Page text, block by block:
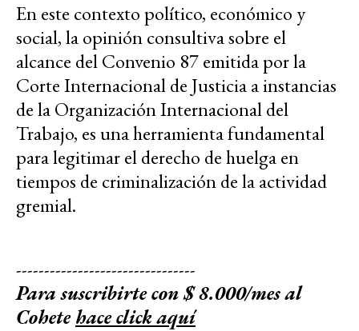
En este contexto político, económico y
social, la opinión consultiva sobre el
alcance del Convenio 87 emitida por la
Corte Internacional de Justicia a instancias
de la Organización Internacional del
Trabajo, es una herramienta fundamental
para legitimar el derecho de huelga en
tiempos de criminalización de la actividad
gremial.
--------------------------------
Para suscribirte con $ 8.000/mes al
Cohetehace click aquí